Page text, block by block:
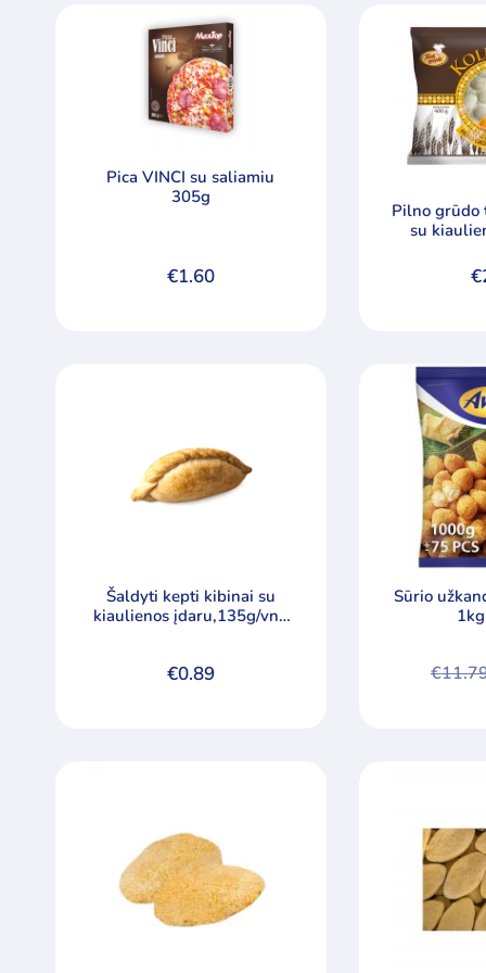
Pica VINCI su saliamiu
305g
€1.60
Pilno grūdo
su
€
Šaldyti kepti kibinai su
kiaulienos įdaru,135g/vnt,
€0.89
Sūrio
€